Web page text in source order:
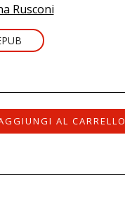
Rusconi
AL CARRELLO